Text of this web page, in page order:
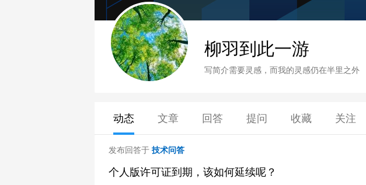
柳羽到此一游
写简介需要灵感，而我的灵感仍在半里之外
动态 文章 回答 提问 收藏 关注
发布回答于 技术问答
个人版许可证到期，该如何延续呢？